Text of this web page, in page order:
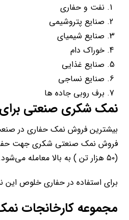
نفت و حفاری
صنایع پتروشیمی
صنایع شیمیای
خوراک دام
صنایع غذایی
صنایع نساجی
برف روبی جاده ها
نمک شکری صنعتی
بیشترین فروش نمک حفاری در
فروش نمک صنعتی شکری جهت
(۵۰ هزار تن ) به بالا معامله می‌شود.
برای استفاده در حفاری خلوص
مجموعه کارخانجات